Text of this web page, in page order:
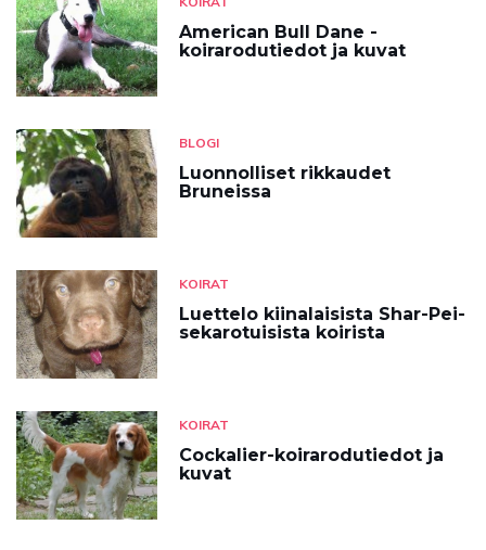
American Bull Dane -
koirarodutiedot ja kuvat
BLOGI
Luonnolliset rikkaudet
Bruneissa
KOIRAT
Luettelo kiinalaisista Shar-Pei-
sekarotuisista koirista
KOIRAT
Cockalier-koirarodutiedot ja
kuvat